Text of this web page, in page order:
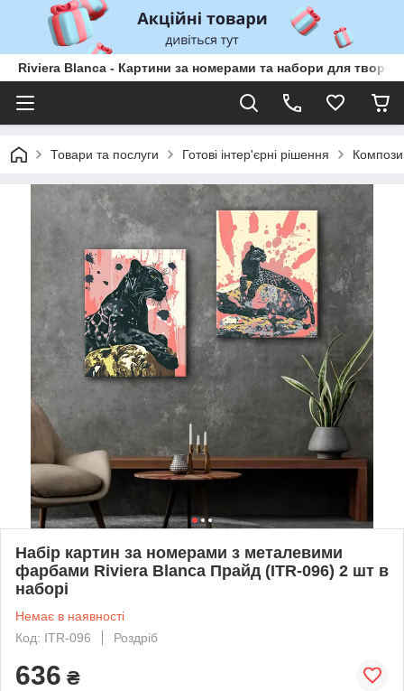
Riviera Blanca - Картини за номерами та набори для
Товари та послуги Готові інтер'єрні рішення
Набір картин за номерами з металевими
фарбами Riviera Blanca Прайд (ITR-096) 2 шт в
наборі
Немає в наявності
Код: ITR-096
Роздріб
636 ₴